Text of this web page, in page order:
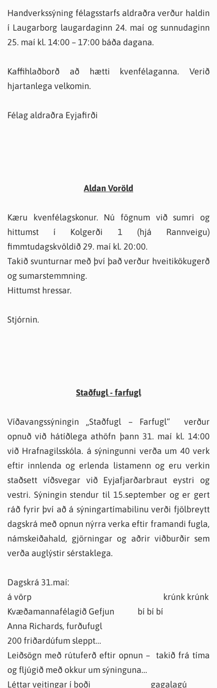
Handverkssýning félagsstarfs aldraðra verður haldin
í Laugarborg laugardaginn 24. maí og sunnudaginn
25. maí kl. 14:00 – 17:00 báða dagana.
Kaffihlaðborð að hætti kvenfélaganna. Verið
hjartanlega velkomin.
Félag aldraðra Eyjafirði
Aldan Voröld
Kæru kvenfélagskonur. Nú fögnum við sumri og
hittumst í Kolgerði 1 (hjá Rannveigu)
fimmtudagskvöldið 29. maí kl. 20:00.
Takið svunturnar með því það verður hveitikökugerð
og sumarstemmning.
Hittumst hressar.
Stjórnin.
Staðfugl - farfugl
Víðavangssýningin „Staðfugl – Farfugl“ verður
opnuð við hátíðlega athöfn þann 31. maí kl. 14:00
við Hrafnagilsskóla. á sýningunni verða um 40 verk
eftir innlenda og erlenda listamenn og eru verkin
staðsett víðsvegar við Eyjafjarðarbraut eystri og
vestri. Sýningin stendur til 15.september og er gert
ráð fyrir því að á sýningartímabilinu verði fjölbreytt
dagskrá með opnun nýrra verka eftir framandi fugla,
námskeiðahald, gjörningar og aðrir viðburðir sem
verða auglýstir sérstaklega.
Dagskrá 31.maí:
á vörp krúnk krúnk
Kvæðamannafélagið Gefjun bí bí bí
Anna Richards, furðufugl
200 friðardúfum sleppt...
Leiðsögn með rútuferð eftir opnun – takið frá tíma
og fljúgið með okkur um sýninguna...
Léttar veitingar í boði gagalagú